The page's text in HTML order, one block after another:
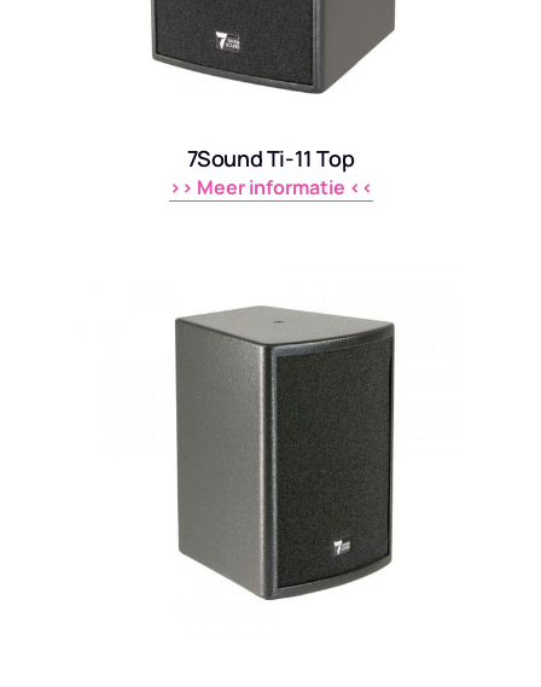
7Sound Ti-11 Top
>> Meer informatie <<